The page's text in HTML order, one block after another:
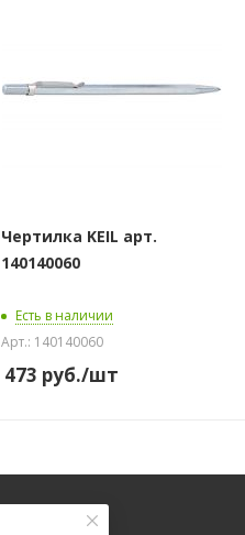
Чертилка KEIL арт.
140140060
Есть в наличии
Арт.: 140140060
473 руб./шт